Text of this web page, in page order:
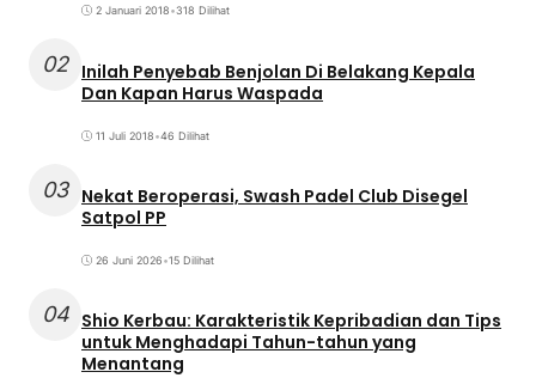
2 Januari 2018•318 Dilihat
02 Inilah Penyebab Benjolan Di Belakang Kepala
Dan Kapan Harus Waspada
11 Juli 2018•46 Dilihat
03 Nekat Beroperasi, Swash Padel Club Disegel
Satpol PP
26 Juni 2026•15 Dilihat
04 Shio Kerbau: Karakteristik Kepribadian dan Tips
untuk Menghadapi Tahun-tahun yang
Menantang